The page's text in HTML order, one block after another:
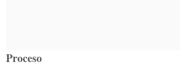
Proceso